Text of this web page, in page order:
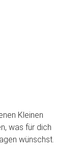
Kleinen
was für dich
wünschst.